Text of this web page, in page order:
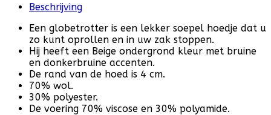
Beschrijving
Een globetrotter is een lekker soepel hoedje dat u
zo kunt oprollen en in uw zak stoppen.
Hij heeft een Beige ondergrond kleur met bruine
en donkerbruine accenten.
De rand van de hoed is 4 cm.
70% wol.
30% polyester.
De voering 70% viscose en 30% polyamide.